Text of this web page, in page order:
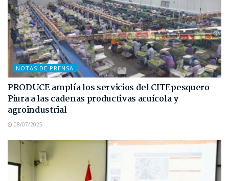
NOTAS DE PRENSA
PRODUCE amplía los servicios del CITEpesquero
Piura a las cadenas productivas acuícola y
agroindustrial
08/07/2025